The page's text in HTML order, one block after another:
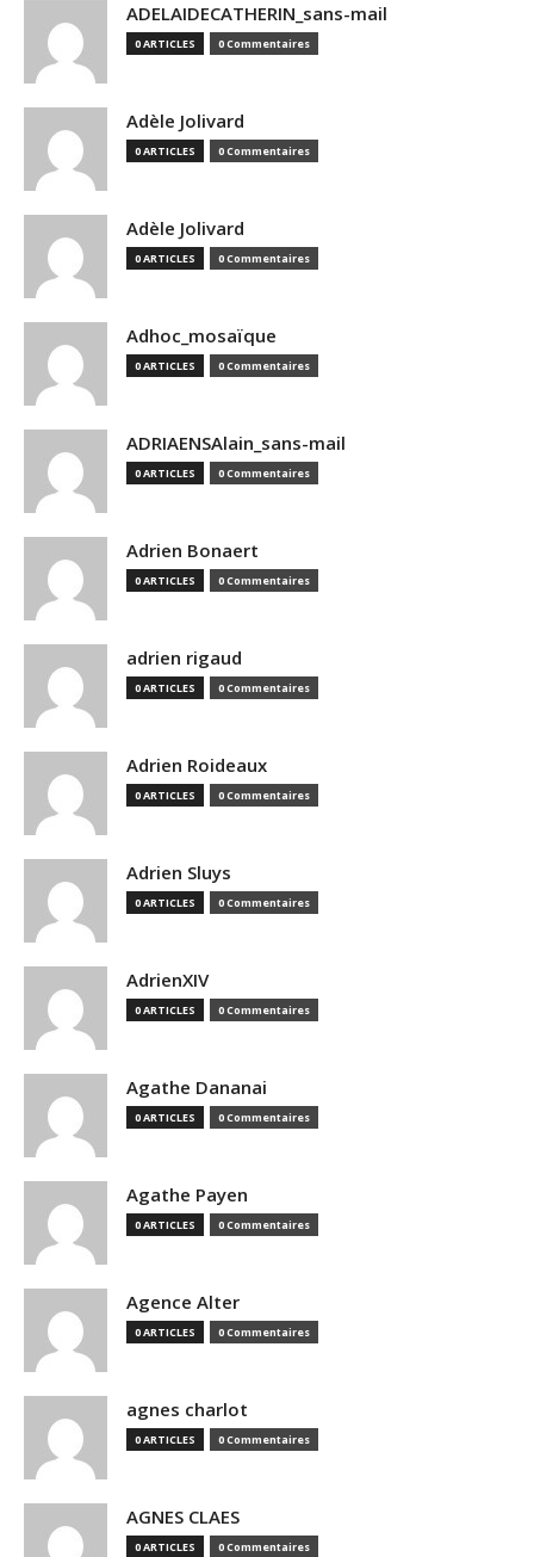
ADELAIDECATHERIN_sans-mail
0 ARTICLES 0 Commentaires
Adèle Jolivard
0 ARTICLES 0 Commentaires
Adèle Jolivard
0 ARTICLES 0 Commentaires
Adhoc_mosaïque
0 ARTICLES 0 Commentaires
ADRIAENSAlain_sans-mail
0 ARTICLES 0 Commentaires
Adrien Bonaert
0 ARTICLES 0 Commentaires
adrien rigaud
0 ARTICLES 0 Commentaires
Adrien Roideaux
0 ARTICLES 0 Commentaires
Adrien Sluys
0 ARTICLES 0 Commentaires
AdrienXIV
0 ARTICLES 0 Commentaires
Agathe Dananai
0 ARTICLES 0 Commentaires
Agathe Payen
0 ARTICLES 0 Commentaires
Agence Alter
0 ARTICLES 0 Commentaires
agnes charlot
0 ARTICLES 0 Commentaires
AGNES CLAES
0 ARTICLES 0 Commentaires